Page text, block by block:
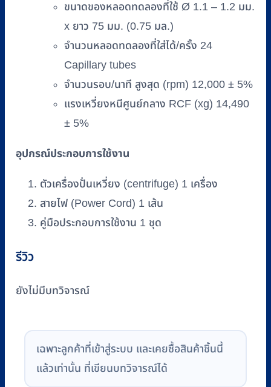
ขนาดของหลอดทดลองที่ใช้ Ø 1.1 – 1.2 มม.
x ยาว 75 มม. (0.75 มล.)
จำนวนหลอดทดลองที่ใส่ได้/ครั้ง 24
Capillary tubes
จำนวนรอบ/นาที สูงสุด (rpm) 12,000 ± 5%
แรงเหวี่ยงหนีศูนย์กลาง RCF (xg) 14,490
± 5%
อุปกรณ์ประกอบการใช้งาน
ตัวเครื่องปั่นเหวี่ยง (centrifuge) 1 เครื่อง
สายไฟ (Power Cord) 1 เส้น
คู่มือประกอบการใช้งาน 1 ชุด
รีวิว
ยังไม่มีบทวิจารณ์
เฉพาะลูกค้าที่เข้าสู่ระบบ และเคยซื้อสินค้าชิ้นนี้
แล้วเท่านั้น ที่เขียนบทวิจารณ์ได้